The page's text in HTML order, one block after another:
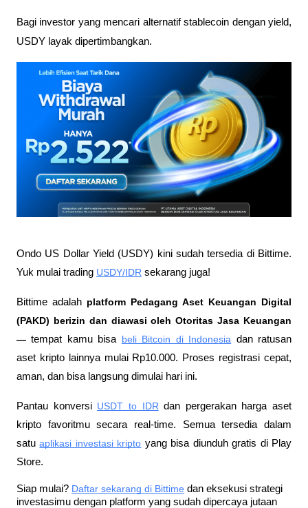
Bagi investor yang mencari alternatif stablecoin dengan yield,
USDY layak dipertimbangkan.
Ondo US Dollar Yield (USDY) kini sudah tersedia di Bittime.
Yuk mulai trading USDY/IDR sekarang juga!
Bittime adalah platform Pedagang Aset Keuangan Digital
(PAKD) berizin dan diawasi oleh Otoritas Jasa Keuangan
— tempat kamu bisa beli Bitcoin di Indonesia dan ratusan
aset kripto lainnya mulai Rp10.000. Proses registrasi cepat,
aman, dan bisa langsung dimulai hari ini.
Pantau konversi USDT to IDR dan pergerakan harga aset
kripto favoritmu secara real-time. Semua tersedia dalam
satu aplikasi investasi kripto yang bisa diunduh gratis di Play
Store.
Siap mulai? Daftar sekarang di Bittime dan eksekusi strategi
investasimu dengan platform yang sudah dipercaya jutaan